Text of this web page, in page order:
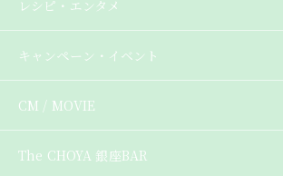
レシピ・エンタメ
キャンペーン・イベント
CM / MOVIE
The CHOYA 銀座BAR